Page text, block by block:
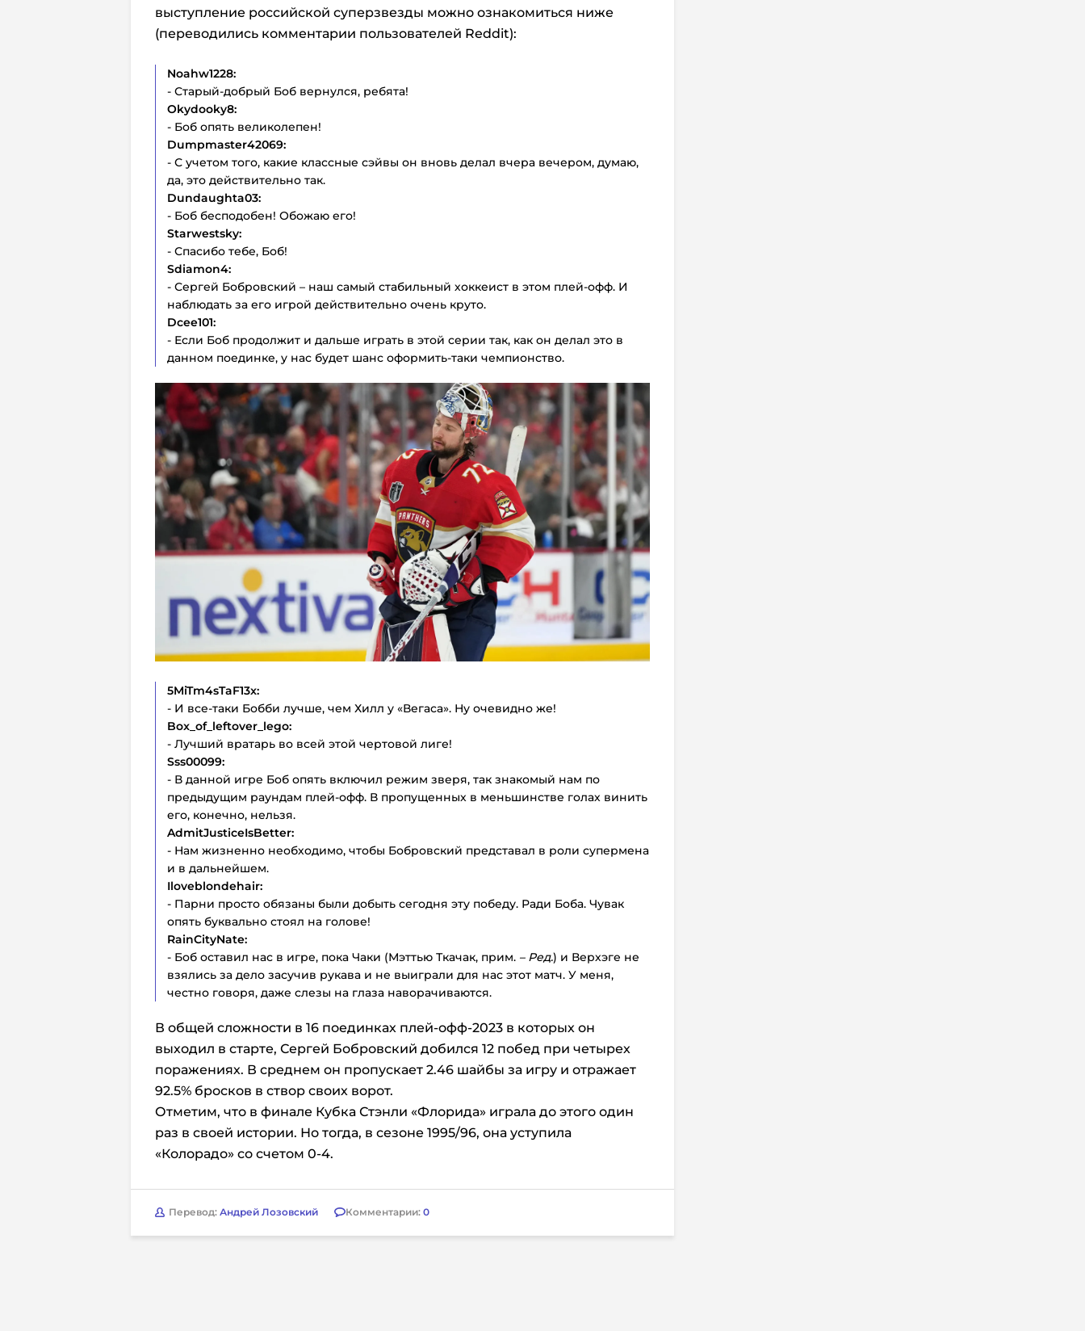
выступление российской суперзвезды можно ознакомиться ниже
(переводились комментарии пользователей Reddit):
Noahw1228:
- Старый-добрый Боб вернулся, ребята!
Okydooky8:
- Боб опять великолепен!
Dumpmaster42069:
- С учетом того, какие классные сэйвы он вновь делал вчера вечером, думаю,
да, это действительно так.
Dundaughta03:
- Боб бесподобен! Обожаю его!
Starwestsky:
- Спасибо тебе, Боб!
Sdiamon4:
- Сергей Бобровский – наш самый стабильный хоккеист в этом плей-офф. И
наблюдать за его игрой действительно очень круто.
Dcee101:
- Если Боб продолжит и дальше играть в этой серии так, как он делал это в
данном поединке, у нас будет шанс оформить-таки чемпионство.
5MiTm4sTaF13x:
- И все-таки Бобби лучше, чем Хилл у «Вегаса». Ну очевидно же!
Box of_ leftover lego:
- Лучший вратарь во всей этой чертовой лиге!
Sss00099:
- В данной игре Боб опять включил режим зверя, так знакомый нам по
предыдущим раундам плей-офф. В пропущенных в меньшинстве голах винить
его, конечно, нельзя.
AdmitJusticeIsBetter:
- Нам жизненно необходимо, чтобы Бобровский представал в роли супермена
и в дальнейшем.
Iloveblondehair:
- Парни просто обязаны были добыть сегодня эту победу. Ради Боба. Чувак
опять буквально стоял на голове!
RainCityNate:
- Боб оставил нас в игре, пока Чаки (Мэттью Ткачак, прим. – Ред.) и Верхэге не
взялись за дело засучив рукава и не выиграли для нас этот матч. У меня,
честно говоря, даже слезы на глаза наворачиваются.
В общей сложности в 16 поединках плей-офф-2023 в которых он
выходил в старте, Сергей Бобровский добился 12 побед при четырех
поражениях. В среднем он пропускает 2.46 шайбы за игру и отражает
92.5% бросков в створ своих ворот.
Отметим, что в финале Кубка Стэнли «Флорида» играла до этого один
раз в своей истории. Но тогда, в сезоне 1995/96, она уступила
«Колорадо» со счетом 0-4.
Перевод: Андрей Лозовский Комментарии: 0